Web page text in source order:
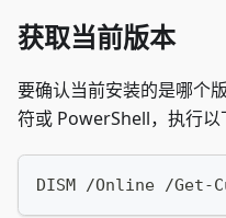
获取当前版本
要确认当前安装的是哪个
符或 PowerShell，执行以
DISM /Online /Get-